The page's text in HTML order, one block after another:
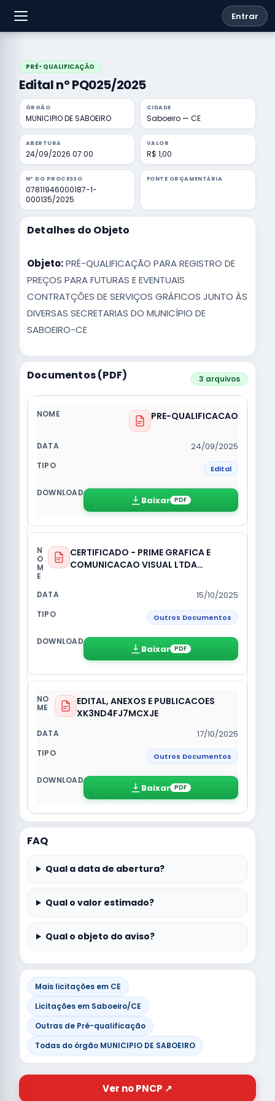
Entrar
PRÉ-QUALIFICAÇÃO
Edital nº PQ025/2025
ÓRGÃO
MUNICIPIO DE SABOEIRO
CIDADE
Saboeiro — CE
ABERTURA
24/09/2026 07:00
VALOR
R$ 1,00
Nº DO PROCESSO
07811946000187-1-
000135/2025
FONTE ORÇAMENTÁRIA
Detalhes do Objeto
Objeto:PRÉ-QUALIFICAÇÃO PARA REGISTRO DE
PREÇOS PARA FUTURAS E EVENTUAIS
CONTRATÇÕES DE SERVIÇOS GRÁFICOS JUNTO ÀS
DIVERSAS SECRETARIAS DO MUNICÍPIO DE
SABOEIRO-CE
Documentos (PDF) 3 arquivos
PRE-QUALIFICACAO
24/09/2025
Edital
Baixar PDF
CERTIFICADO - PRIME GRAFICA E
COMUNICACAO VISUAL LTDA
15/10/2025
Outros Documentos
Baixar PDF
EDITAL, ANEXOS E PUBLICACOES
XK3ND4FJ7MCXJE
17/10/2025
Outros Documentos
Baixar PDF
FAQ
Qual a data de abertura?
Qual o valor estimado?
Qual o objeto do aviso?
Mais licitações em CE
Licitações em Saboeiro/CE
Outras de Pré-qualificação
Todas do órgão MUNICIPIO DE SABOEIRO
Ver no PNCP ↗